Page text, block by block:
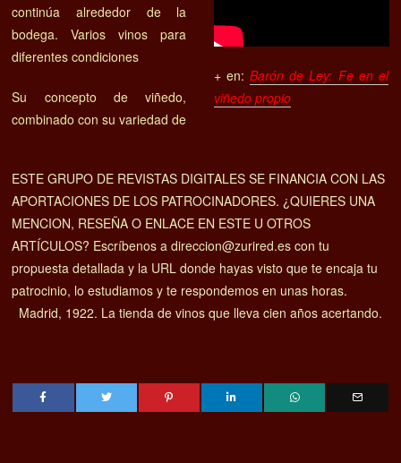
continúa alrededor de la
bodega. Varios vinos para
diferentes condiciones
Su concepto de viñedo,
combinado con su variedad de
+ en: Barón de Ley: Fe en el
viñedo propio
ESTE GRUPO DE REVISTAS DIGITALES SE FINANCIA CON LAS
APORTACIONES DE LOS PATROCINADORES. ¿QUIERES UNA
MENCION, RESEÑA O ENLACE EN ESTE U OTROS
ARTÍCULOS? Escríbenos a direccion@zurired.es con tu
propuesta detallada y la URL donde hayas visto que te encaja tu
patrocinio, lo estudiamos y te respondemos en unas horas.
Madrid, 1922. La tienda de vinos que lleva cien años acertando.